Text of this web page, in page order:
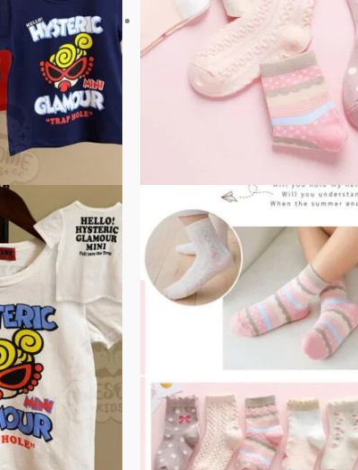
款
式。
可
在
產
面
選
擇
在
產
品
面
選
擇
選
項